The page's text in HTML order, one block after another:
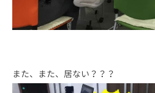
また、また、居ない？？？